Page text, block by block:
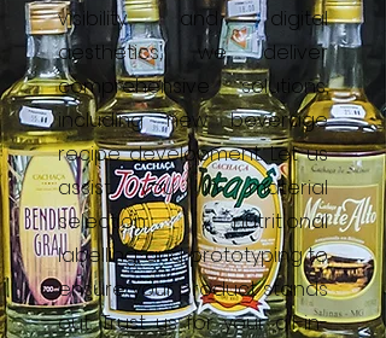
visibility and digital
aesthetics, we deliver
comprehensive solutions,
including new beverage
recipe development. Let us
assist you in material
selection, nutritional
labelling, and prototyping to
ensure your product stands
out. Trust us for your all-in-